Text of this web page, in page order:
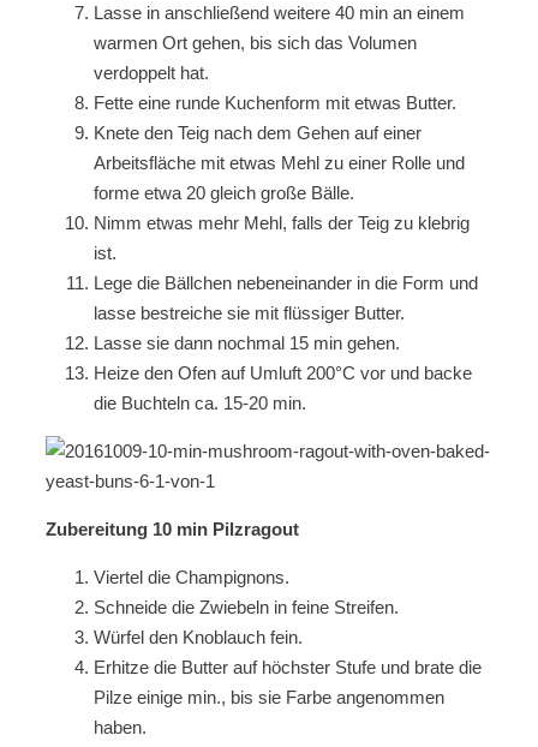
Lasse in anschließend weitere 40 min an einem
warmen Ort gehen, bis sich das Volumen
verdoppelt hat.
Fette eine runde Kuchenform mit etwas Butter.
Knete den Teig nach dem Gehen auf einer
Arbeitsfläche mit etwas Mehl zu einer Rolle und
forme etwa 20 gleich große Bälle.
Nimm etwas mehr Mehl, falls der Teig zu klebrig
ist.
Lege die Bällchen nebeneinander in die Form und
lasse bestreiche sie mit flüssiger Butter.
Lasse sie dann nochmal 15 min gehen.
Heize den Ofen auf Umluft 200°C vor und backe
die Buchteln ca. 15-20 min.
Zubereitung 10 min Pilzragout
Viertel die Champignons.
Schneide die Zwiebeln in feine Streifen.
Würfel den Knoblauch fein.
Erhitze die Butter auf höchster Stufe und brate die
Pilze einige min., bis sie Farbe angenommen
haben.